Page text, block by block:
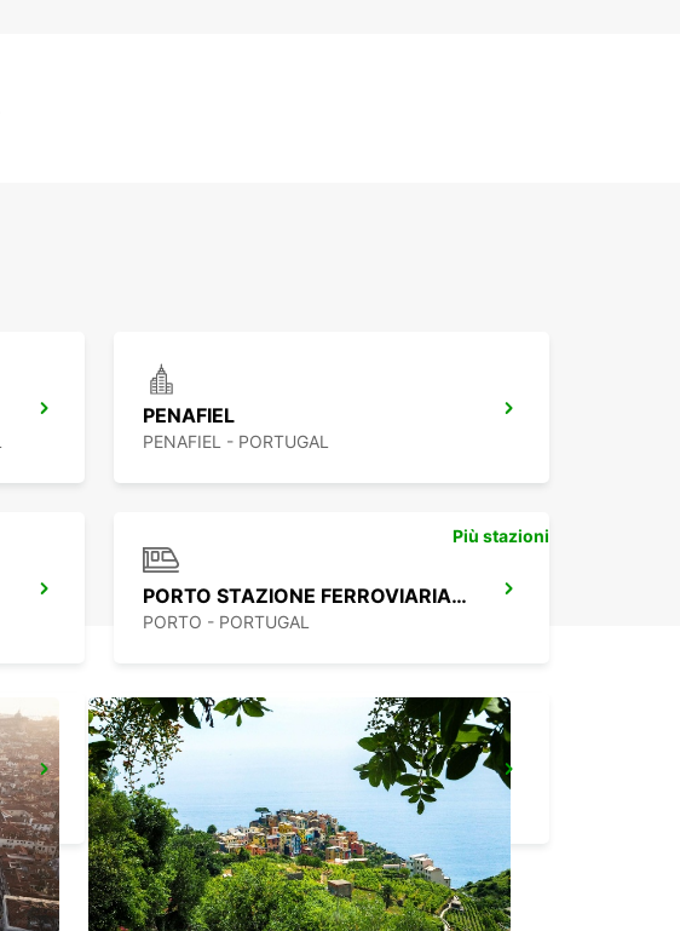
PENAFIEL
PENAFIEL - PORTUGAL
PORTO STAZIONE FERROVIARIA CAMPANHÃ
PORTO - PORTUGAL
VILA REAL
VILA REAL - PORTUGAL
Più stazioni